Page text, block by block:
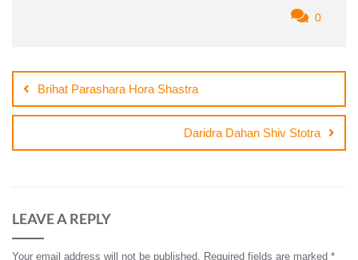
0
navigation
Brihat Parashara Hora Shastra
Daridra Dahan Shiv Stotra
LEAVE A REPLY
Your email address will not be published. Required fields are marked *